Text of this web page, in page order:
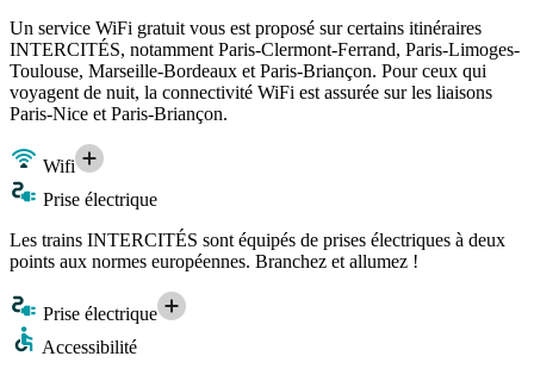
Un service WiFi gratuit vous est proposé sur certains itinéraires
INTERCITÉS, notamment Paris-Clermont-Ferrand, Paris-Limoges-
Toulouse, Marseille-Bordeaux et Paris-Briançon. Pour ceux qui
voyagent de nuit, la connectivité WiFi est assurée sur les liaisons
Paris-Nice et Paris-Briançon.
Wifi
Prise électrique
Les trains INTERCITÉS sont équipés de prises électriques à deux
points aux normes européennes. Branchez et allumez !
Prise électrique
Accessibilité